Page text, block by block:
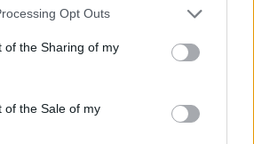
app uses one or more Google
or usage behaviour. You may click to
to Google and its third-party tags to
specified purposes in below Google
Opt Outs
of the Sharing of my
of the Sale of my
ALakótársat keresünk…
válasz volt a merevedéses
de azt az ezredvégi csalóka
nemcsak anyagilag, de